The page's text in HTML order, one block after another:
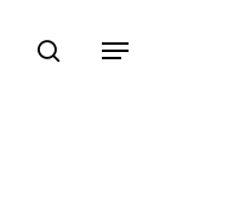
search
Menu